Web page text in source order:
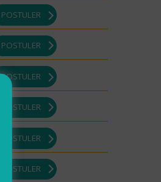
POSTULER
POSTULER
POSTULER
POSTULER
POSTULER
POSTULER